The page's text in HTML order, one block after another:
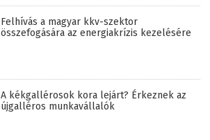
Felhívás a magyar kkv-szektor
összefogására az energiakrízis kezelésére
A kékgallérosok kora lejárt? Érkeznek az
újgalléros munkavállalók